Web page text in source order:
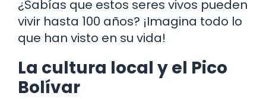
¿Sabías que estos seres vivos pueden
vivir hasta 100 años? ¡Imagina todo lo
que han visto en su vida!
La cultura local y el Pico
Bolívar